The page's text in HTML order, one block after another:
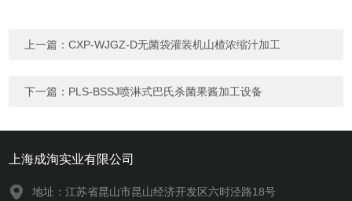
上一篇：CXP-WJGZ-D无菌袋灌装机山楂浓缩汁加工
下一篇： PLS-BSSJ喷淋式巴氏杀菌果酱加工设备
上海成洵实业有限公司
地址：江苏省昆山市昆山经济开发区六时泾路18号